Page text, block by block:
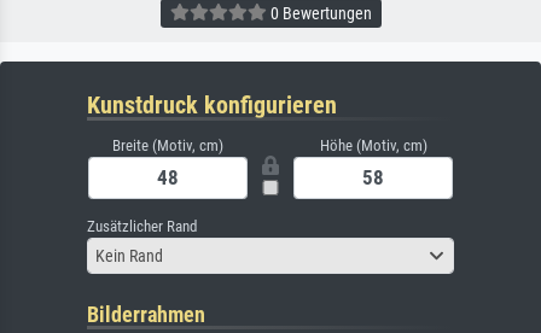
0 Bewertungen
Kunstdruck konfigurieren
Breite (Motiv, cm) Höhe (Motiv, cm)
Zusätzlicher Rand
Kein Rand
Bilderrahmen